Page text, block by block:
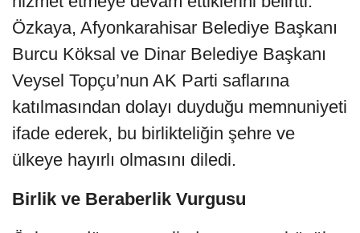
Özkaya, Afyonkarahisar Belediye Başkanı
Burcu Köksal ve Dinar Belediye Başkanı
Veysel Topçu’nun AK Parti saflarına
katılmasından dolayı duyduğu memnuniyeti
ifade ederek, bu birlikteliğin şehre ve
ülkeye hayırlı olmasını diledi.
Birlik ve Beraberlik Vurgusu